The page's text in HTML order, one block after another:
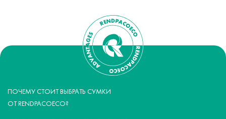
ПОЧЕМУ СТОИТ ВЫБРАТЬ СУМКИ
ОТ RENDPACOECO?